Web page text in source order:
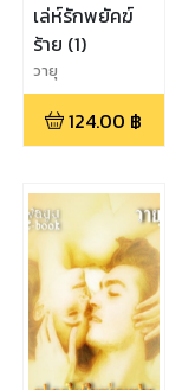
เล่ห์รักพยัคฆ์
ร้าย (1)
วายุ
124.00 ฿